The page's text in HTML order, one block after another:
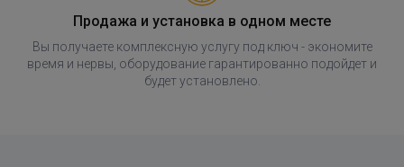
Продажа и установка в одном месте
Вы получаете комплексную услугу под ключ - экономите
время и нервы, оборудование гарантированно подойдет и
будет установлено.